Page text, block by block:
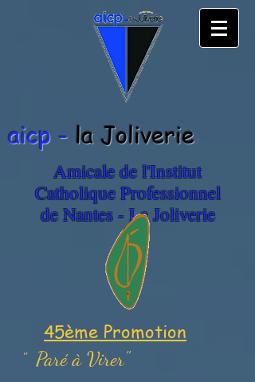
aicp - la Joliverie
Amicale de l'Institut
Catholique Professionnel
de Nantes - La Joliverie
45ème Promotion
" Paré à Virer"